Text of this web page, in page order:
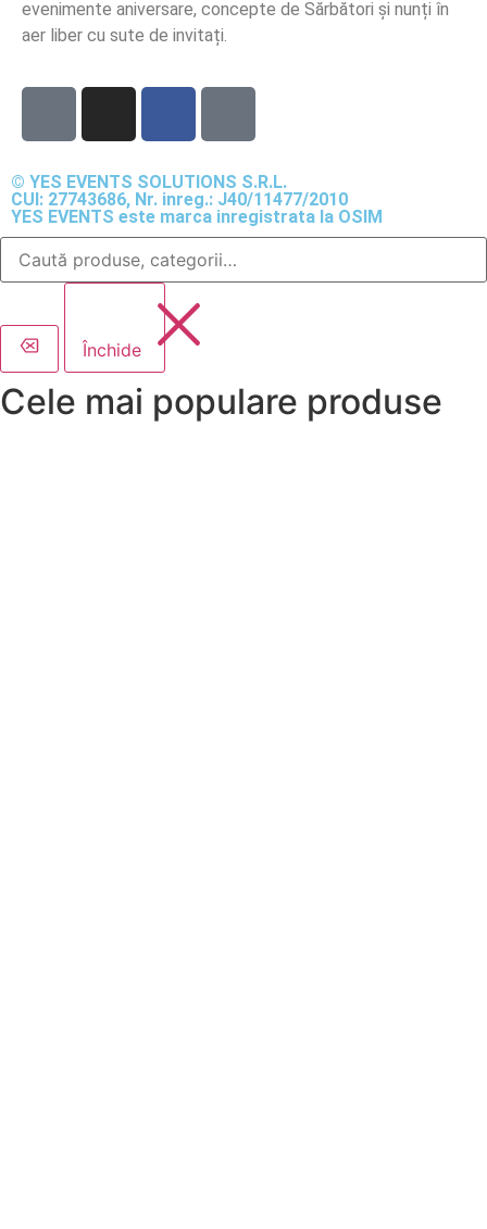
evenimente aniversare, concepte de Sărbători și nunți în
aer liber cu sute de invitați.
© YES EVENTS SOLUTIONS S.R.L.
CUI: 27743686, Nr. inreg.: J40/11477/2010
YES EVENTS este marca inregistrata la OSIM
Închide
Cele mai populare produse